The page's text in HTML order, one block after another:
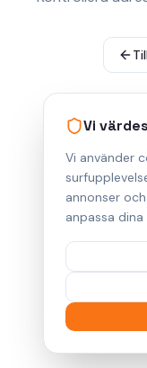
Vi
Vi använder
annonser
anpassa dina